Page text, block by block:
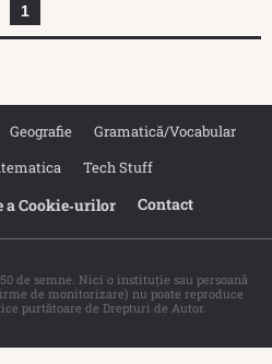
1
Geografie
Gramatică/Vocabular
Tech Stuff
Cookie‐urilor Contact
de semne. Nici o instituţie sau persoană
de monitorizare) nu poate reproduce
purtătoare de Drepturi de Autor.